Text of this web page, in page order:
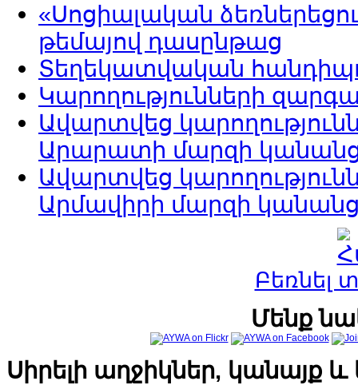
«Սոցիալական
թեմայով դասընթաց
Տեղեկատվական
Կարողությունների
Ավարտվեց
Արարատի մարզի
Ավարտվեց
Արմավիրի մարզի
Բեռնել
Մենք
Սիրելի աղջիկներ, կանայք